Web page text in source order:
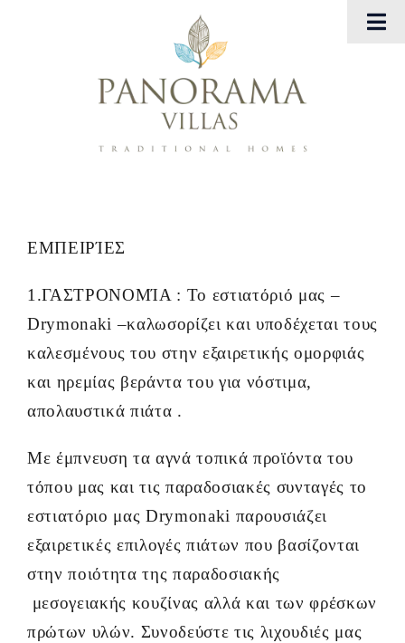
Εμπειρίες
Gallery
Eπικοινωνήστε μαζί μας
ΕΜΠΕΙΡΊΕΣ
1.ΓΑΣΤΡΟΝΟΜΊΑ : Το εστιατόριό μας –
Drymonaki –καλωσορίζει και υποδέχεται τους
καλεσμένους του στην εξαιρετικής ομορφιάς
και ηρεμίας βεράντα του για νόστιμα,
απολαυστικά πιάτα .
Με έμπνευση τα αγνά τοπικά προϊόντα του
τόπου μας και τις παραδοσιακές συνταγές το
εστιατόριο μας Drymonaki παρουσιάζει
εξαιρετικές επιλογές πιάτων που βασίζονται
στην ποιότητα της παραδοσιακής
μεσογειακής κουζίνας αλλά και των φρέσκων
πρώτων υλών. Συνοδεύστε τις λιχουδιές μας